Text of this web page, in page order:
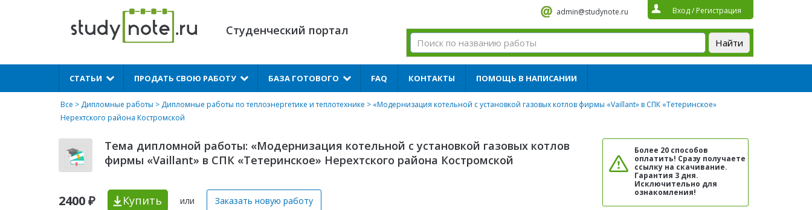
Студенческий портал
admin@studynote.ru Вход/ Регистрация
СТАТЬИ ПРОДАТЬ СВОЮ РАБОТУ БАЗА ГОТОВОГО FAQ КОНТАКТЫ ПОМОЩЬ В НАПИСАНИИ
Все > Дипломные работы > Дипломные работы по теплоэнергетике и теплотехнике > «Модернизация котельной с установкой газовых котлов фирмы «Vaillant» в СПК «Тетеринское»
Нерехтского района Костромской
Тема дипломной работы: «Модернизация котельной с установкой газовых котлов
фирмы «Vaillant» в СПК «Тетеринское» Нерехтского района Костромской
2400 ₽ Купить или Заказать новую работу
Более 20 способов
оплатить! Сразу получаете
ссылку на скачивание.
Гарантия 3 дня.
Исключительно для
ознакомления!